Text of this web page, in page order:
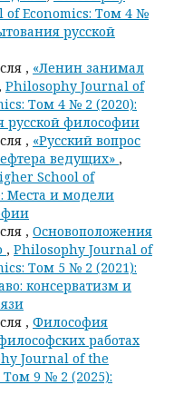
of Economics: Том 4 №
русской
, «Ленин занимал
, Philosophy Journal of
Том 4 № 2 (2020):
русской философии
, «Русский вопрос
ведущих» ,
School of
Места и модели
, Основоположения
, Philosophy Journal of
Том 5 № 2 (2021):
консерватизм и
, Философия
работах
Journal of the
Том 9 № 2 (2025):